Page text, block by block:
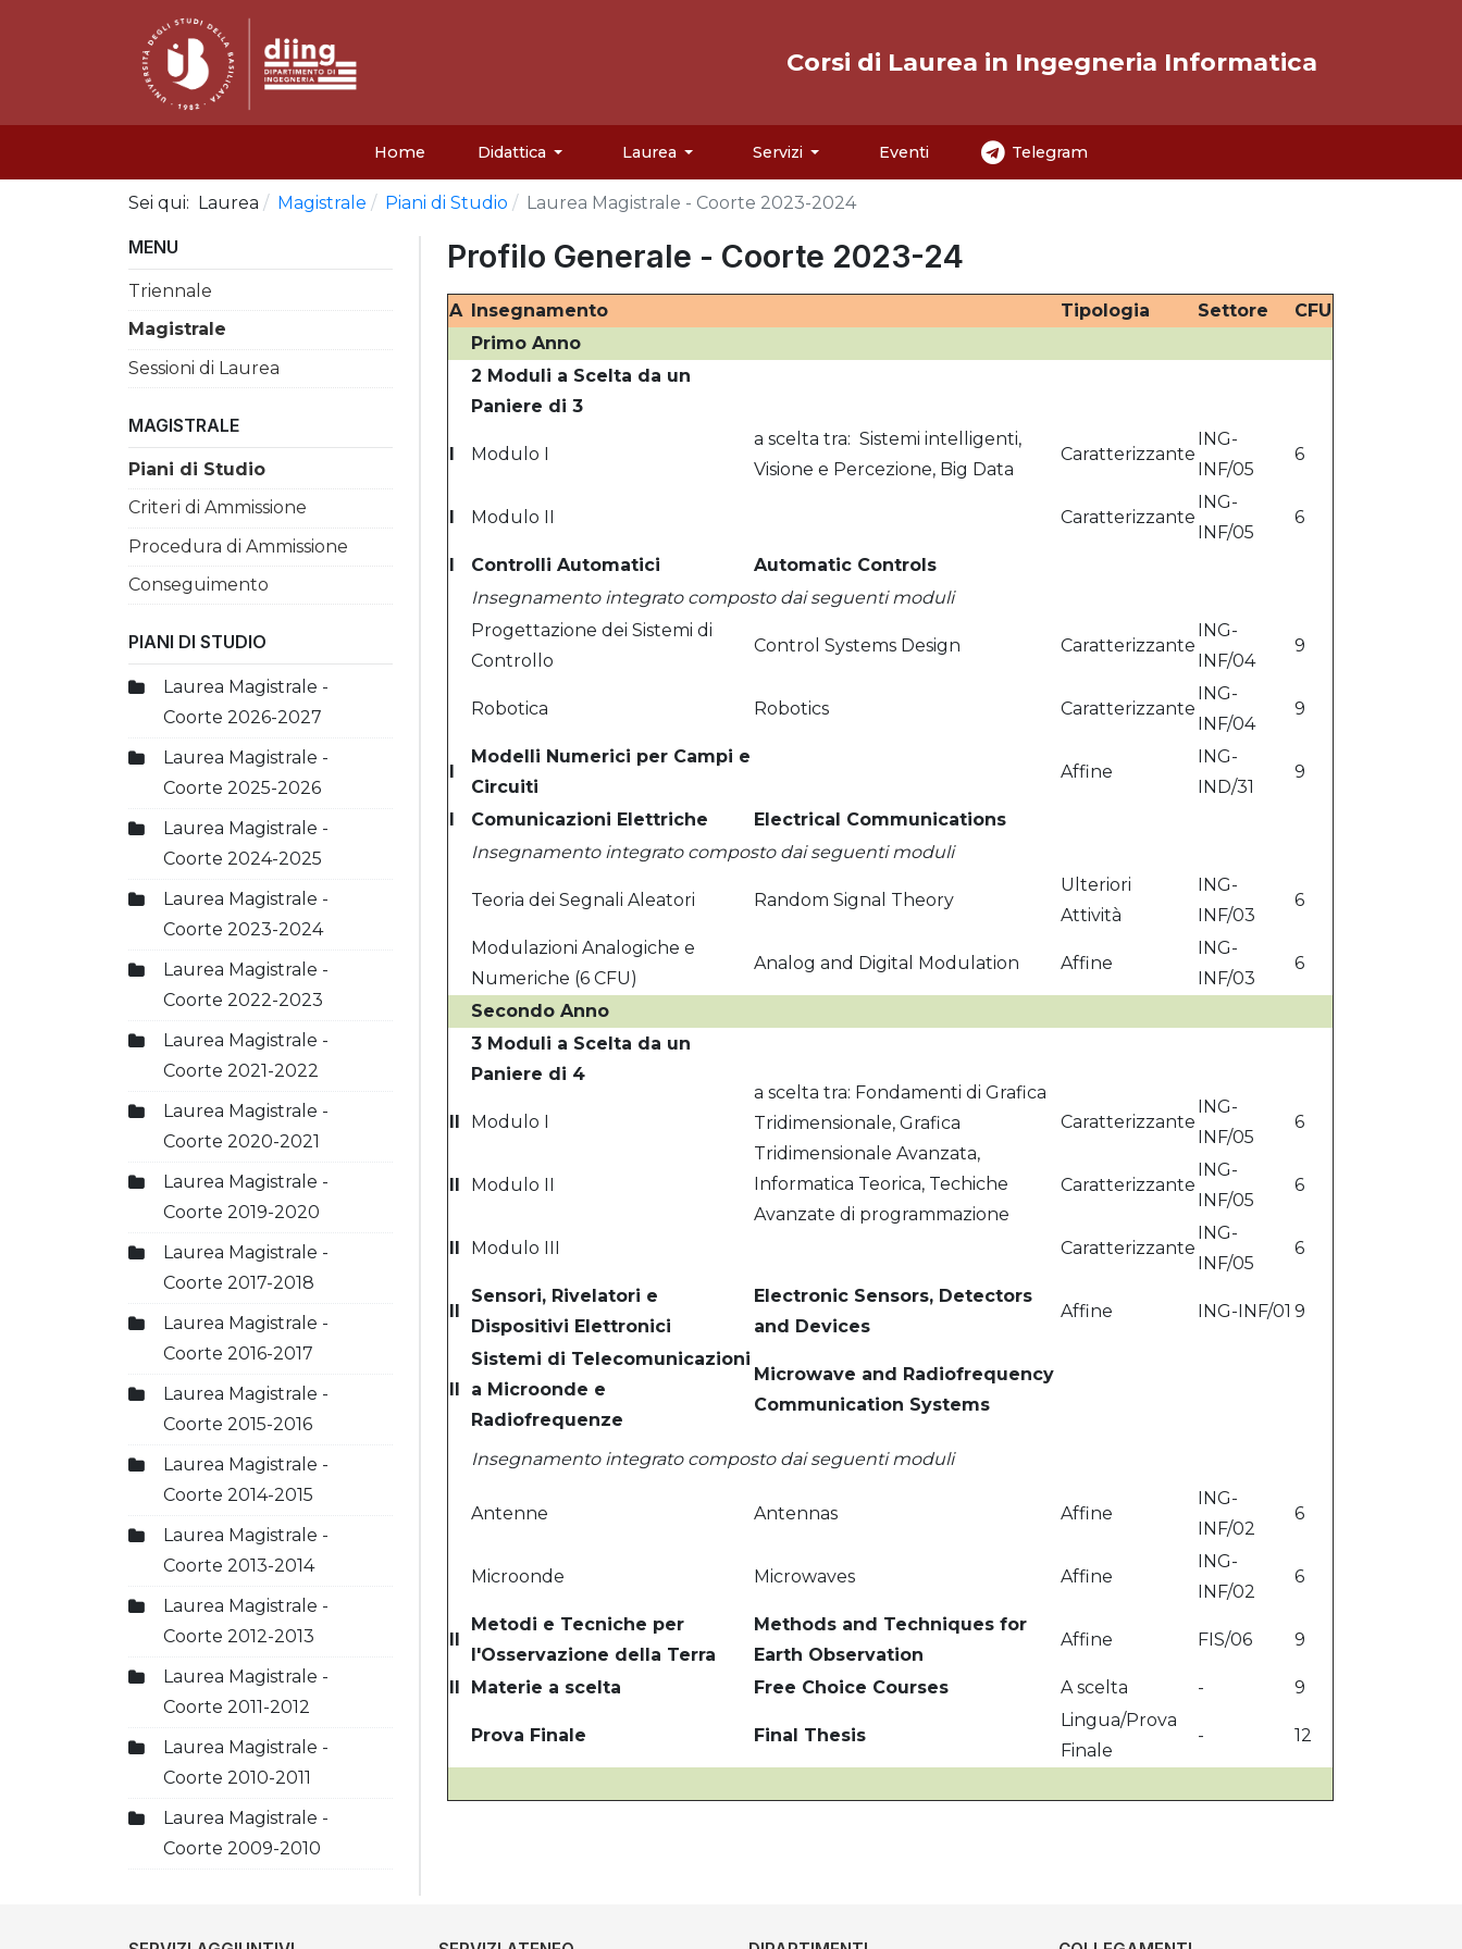
Corsi di Laurea in Ingegneria Informatica
Home Didattica Laurea Servizi Eventi Telegram
Sei qui: Laurea Magistrale Piani di Studio Laurea Magistrale - Coorte 2023-2024
Profilo Generale - Coorte 2023-24
A Insegnamento Tipologia Settore
CFU
Primo Anno
2 Moduli a Scelta da un
Paniere di 3
a scelta tra: Sistemi intelligenti,
Visione e Percezione, Big Data
I Modulo I Caratterizzante
ING-
INF/05
6
I Modulo II Caratterizzante
ING-
INF/05
6
I Controlli Automatici
Automatic Controls
Insegnamento integrato composto dai seguenti moduli
Progettazione dei Sistemi di
Controllo
Control Systems Design Caratterizzante
ING-
INF/04
9
Robotica Robotics Caratterizzante
ING-
INF/04
9
I
Modelli Numerici per Campi e
Circuiti
Affine
ING-
IND/31
9
I Comunicazioni Elettriche
Electrical Communications
Insegnamento integrato composto dai seguenti moduli
Teoria dei Segnali Aleatori Random Signal Theory
Ulteriori
Attività
ING-
INF/03
6
Modulazioni Analogiche e
Numeriche (6 CFU)
Analog and Digital Modulation Affine
ING-
INF/03
6
Secondo Anno
3 Moduli a Scelta da un
Paniere di 4
a scelta tra: Fondamenti di Grafica
Tridimensionale, Grafica
Tridimensionale Avanzata,
Informatica Teorica, Techiche
Avanzate di programmazione
II Modulo I Caratterizzante
ING-
INF/05
6
II Modulo II Caratterizzante
ING-
INF/05
6
II Modulo III Caratterizzante
ING-
INF/05
6
II
Sensori, Rivelatori e
Dispositivi Elettronici
Electronic Sensors, Detectors
and Devices
Affine ING-INF/01 9
II
Sistemi di Telecomunicazioni
a Microonde e
Radiofrequenze
Microwave and Radiofrequency
Communication Systems
Insegnamento integrato composto dai seguenti moduli
Antenne Antennas Affine
ING-
INF/02
6
Microonde Microwaves Affine
ING-
INF/02
6
II
Metodi e Tecniche per
l'Osservazione della Terra
Methods and Techniques for
Earth Observation
Affine FIS/06 9
II Materie a scelta Free Choice Courses A scelta - 9
Prova Finale Final Thesis
Lingua/Prova
Finale
- 12
MENU
Triennale
Magistrale
Sessioni di Laurea
MAGISTRALE
Piani di Studio
Criteri di Ammissione
Procedura di Ammissione
Conseguimento
PIANI DI STUDIO
Laurea Magistrale -
Coorte 2026-2027
Laurea Magistrale -
Coorte 2025-2026
Laurea Magistrale -
Coorte 2024-2025
Laurea Magistrale -
Coorte 2023-2024
Laurea Magistrale -
Coorte 2022-2023
Laurea Magistrale -
Coorte 2021-2022
Laurea Magistrale -
Coorte 2020-2021
Laurea Magistrale -
Coorte 2019-2020
Laurea Magistrale -
Coorte 2017-2018
Laurea Magistrale -
Coorte 2016-2017
Laurea Magistrale -
Coorte 2015-2016
Laurea Magistrale -
Coorte 2014-2015
Laurea Magistrale -
Coorte 2013-2014
Laurea Magistrale -
Coorte 2012-2013
Laurea Magistrale -
Coorte 2011-2012
Laurea Magistrale -
Coorte 2010-2011
Laurea Magistrale -
Coorte 2009-2010